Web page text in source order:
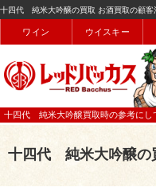
十四代 純米大吟醸の買取 お酒買取の顧
ワイン ウイスキー
十四代 純米大吟醸買取時の参考にし
十四代 純米大吟醸の